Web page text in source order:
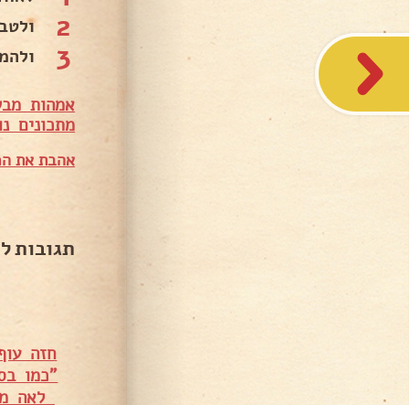
2
3
אמהות
מתכונים
אהבת את
תגובות
חזה
"כמו
לאה